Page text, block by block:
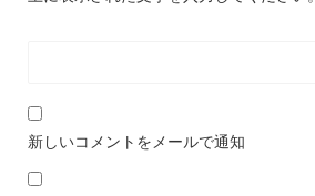
新しいコメントをメールで通知